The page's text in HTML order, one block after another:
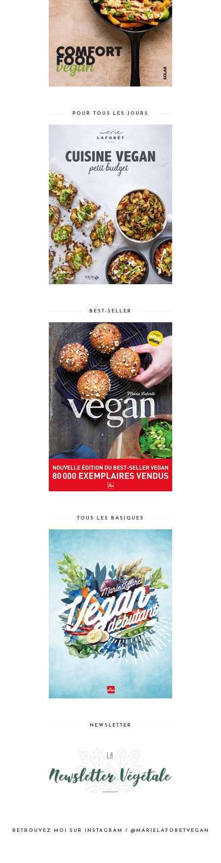
POUR TOUS LES JOURS
BEST-SELLER
TOUS LES BASIQUES
NEWSLETTER
RETROUVEZ MOI SUR INSTAGRAM / @MARIELAFORETVEGAN